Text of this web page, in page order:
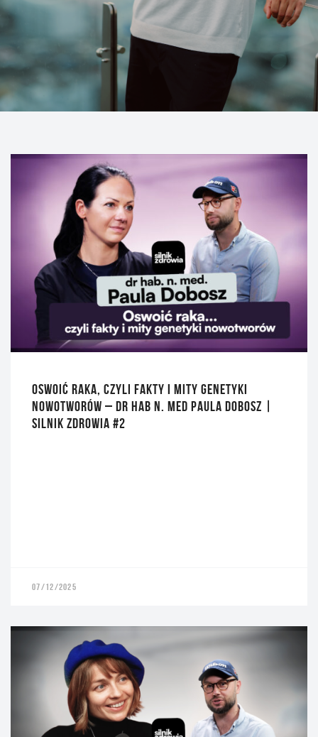
OSWOIĆ RAKA, CZYLI FAKTY I MITY GENETYKI
NOWOTWORÓW – DR HAB N. MED PAULA DOBOSZ |
SILNIK ZDROWIA #2
07/12/2025